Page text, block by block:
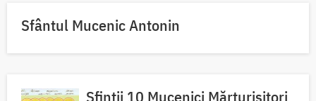
Sfântul Mucenic Antonin
Sfinții 10 Mucenici Mărturisitori